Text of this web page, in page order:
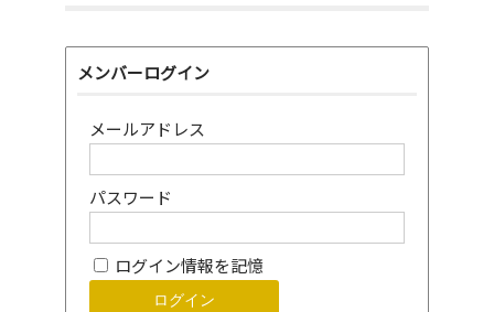
メンバーログイン
メールアドレス
パスワード
ログイン情報を記憶